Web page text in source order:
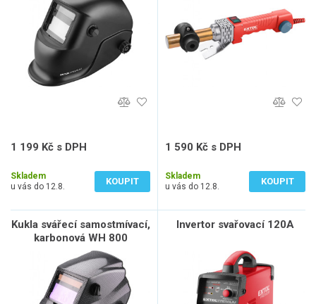
1 199 Kč s DPH
Skladem
u vás do 12.8.
KOUPIT
1 590 Kč s DPH
Skladem
u vás do 12.8.
KOUPIT
Kukla svářecí samostmívací,
karbonová WH 800
Invertor svařovací 120A